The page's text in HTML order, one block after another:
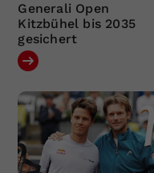
Generali Open
Kitzbühel bis 2035
gesichert